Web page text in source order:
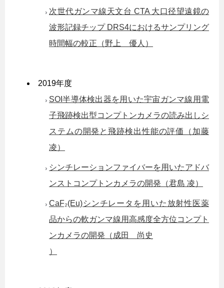
次世代ガンマ線天文台 CTA 大口径望遠鏡の
波形記録チップ DRS4におけるサンプリング
時間幅の較正（野上 優人）
2019年度
SOI半導体検出器を用いた宇宙ガンマ線用電
子飛跡検出型コンプトンカメラの読み出しシ
ステムの開発と飛跡検出性能の評価（加藤
凌）
シンチレーションファイバーを用いたアドバ
ンストコンプトンカメラの開発（君島 凌）
CaF₂(Eu)シンチレータを用いた放射性医薬
品からの軟ガンマ線用高感度全方位コンプト
ンカメラの開発（成田 尚史
）